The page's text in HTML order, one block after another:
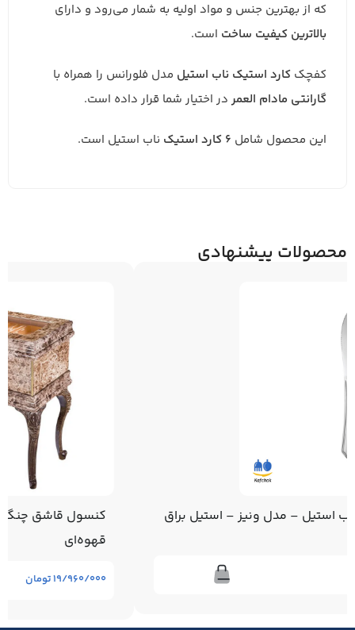
که از بهترین جنس و مواد اولیه به شمار می‌رود و دارای
بالاترین کیفیت ساخت است.
کفچک کارد استیک ناب استیل مدل فلورانس را همراه با
گارانتی مادام العمر در اختیار شما قرار داده است.
این محصول شامل 6 کارد استیک ناب استیل است.
محصولات پیشنهادی
کنسول قاشق چنگال – پایه دار – رنگ گرانیت
تومان